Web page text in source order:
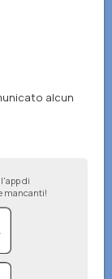
alcun
di
mancanti!